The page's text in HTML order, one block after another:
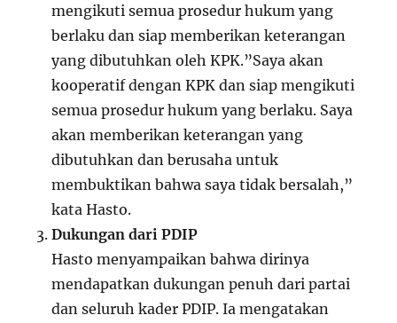
mengikuti semua prosedur hukum yang
berlaku dan siap memberikan keterangan
yang dibutuhkan oleh KPK.”Saya akan
kooperatif dengan KPK dan siap mengikuti
semua prosedur hukum yang berlaku. Saya
akan memberikan keterangan yang
dibutuhkan dan berusaha untuk
membuktikan bahwa saya tidak bersalah,”
kata Hasto.
Dukungan dari PDIP
Hasto menyampaikan bahwa dirinya
mendapatkan dukungan penuh dari partai
dan seluruh kader PDIP. Ia mengatakan